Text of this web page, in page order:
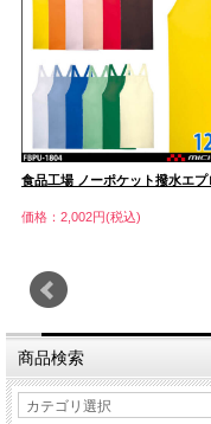
食品工場 ノーポケット撥水エ
価格：2,002円(税込)
商品検索